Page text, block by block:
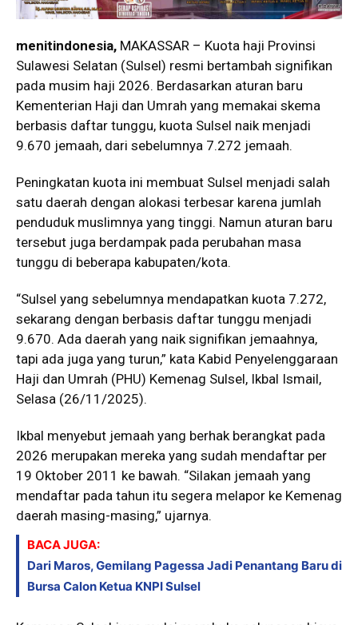
menitindonesia, MAKASSAR – Kuota haji Provinsi
Sulawesi Selatan (Sulsel) resmi bertambah signifikan
pada musim haji 2026. Berdasarkan aturan baru
Kementerian Haji dan Umrah yang memakai skema
berbasis daftar tunggu, kuota Sulsel naik menjadi
9.670 jemaah, dari sebelumnya 7.272 jemaah.
Peningkatan kuota ini membuat Sulsel menjadi salah
satu daerah dengan alokasi terbesar karena jumlah
penduduk muslimnya yang tinggi. Namun aturan baru
tersebut juga berdampak pada perubahan masa
tunggu di beberapa kabupaten/kota.
“Sulsel yang sebelumnya mendapatkan kuota 7.272,
sekarang dengan berbasis daftar tunggu menjadi
9.670. Ada daerah yang naik signifikan jemaahnya,
tapi ada juga yang turun,” kata Kabid Penyelenggaraan
Haji dan Umrah (PHU) Kemenag Sulsel, Ikbal Ismail,
Selasa (26/11/2025).
Ikbal menyebut jemaah yang berhak berangkat pada
2026 merupakan mereka yang sudah mendaftar per
19 Oktober 2011 ke bawah. “Silakan jemaah yang
mendaftar pada tahun itu segera melapor ke Kemenag
daerah masing-masing,” ujarnya.
BACA JUGA:
Dari Maros, Gemilang Pagessa Jadi Penantang Baru di
Bursa Calon Ketua KNPI Sulsel